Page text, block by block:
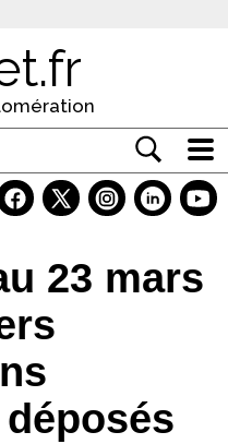
23 mars